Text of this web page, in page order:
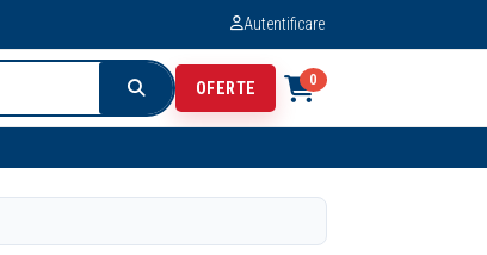
Autentificare
OFERTE 0